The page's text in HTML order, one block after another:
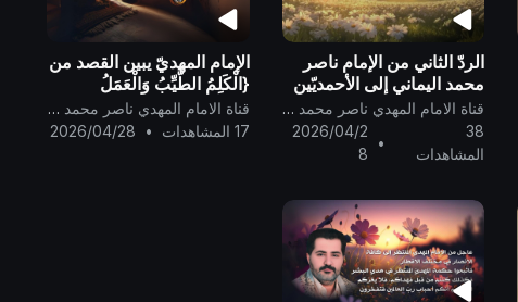
الردّ الثاني من الإمام ناصر
محمد اليماني إلى الأحمديّين
الذين ضلّ سعيُهم في الحياة
الدنيا ويحسبون أنّهم مهتدون
..
قناة الامام المهدي ناصر محمد اليماني
38
المشاهدات
•
2026/04/2
8
الإمام المهديّ يبين القصد من
{الْكَلِمُ الطَّيِّبُ وَالْعَمَلُ
الصَّالِحُ} ..
قناة الامام المهدي ناصر محمد اليماني
17 المشاهدات
•
2026/04/28